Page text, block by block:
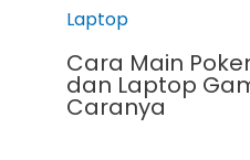
Cara Main
dan Laptop
Caranya